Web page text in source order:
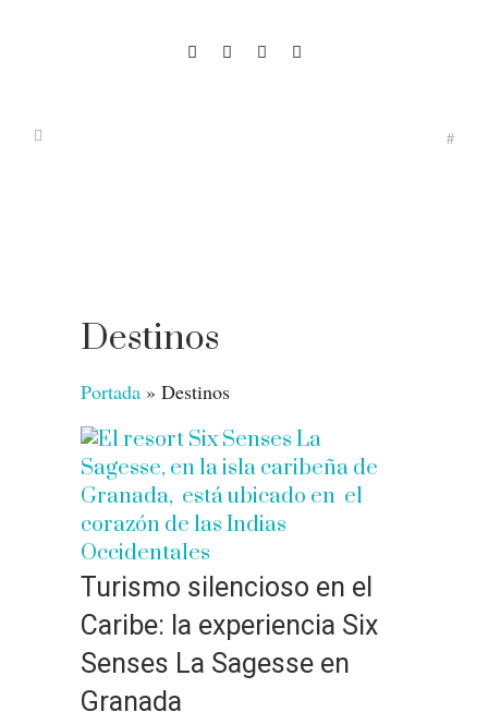
Destinos
Portada » Destinos
Turismo silencioso en el
Caribe: la experiencia Six
Senses La Sagesse en
Granada